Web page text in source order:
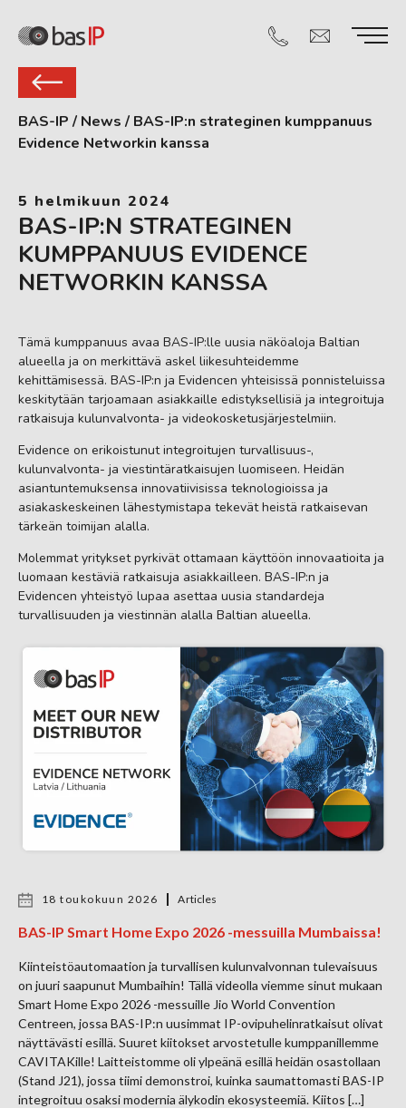
BAS-IP / News / BAS-IP:n strateginen kumppanuus
Evidence Networkin kanssa
5 helmikuun 2024
BAS-IP:N STRATEGINEN
KUMPPANUUS EVIDENCE
NETWORKIN KANSSA
Tämä kumppanuus avaa BAS-IP:lle uusia näköaloja Baltian
alueella ja on merkittävä askel liikesuhteidemme
kehittämisessä. BAS-IP:n ja Evidencen yhteisissä ponnisteluissa
keskitytään tarjoamaan asiakkaille edistyksellisiä ja integroituja
ratkaisuja kulunvalvonta- ja videokosketusjärjestelmiin.
Evidence on erikoistunut integroitujen turvallisuus-,
kulunvalvonta- ja viestintäratkaisujen luomiseen. Heidän
asiantuntemuksensa innovatiivisissa teknologioissa ja
asiakaskeskeinen lähestymistapa tekevät heistä ratkaisevan
tärkeän toimijan alalla.
Molemmat yritykset pyrkivät ottamaan käyttöön innovaatioita ja
luomaan kestäviä ratkaisuja asiakkailleen. BAS-IP:n ja
Evidencen yhteistyö lupaa asettaa uusia standardeja
turvallisuuden ja viestinnän alalla Baltian alueella.
18 toukokuun 2026 Articles
BAS-IP Smart Home Expo 2026 -messuilla Mumbaissa!
Kiinteistöautomaation ja turvallisen kulunvalvonnan tulevaisuus
on juuri saapunut Mumbaihin! Tällä videolla viemme sinut mukaan
Smart Home Expo 2026 -messuille Jio World Convention
Centreen, jossa BAS-IP:n uusimmat IP-ovipuhelinratkaisut olivat
näyttävästi esillä. Suuret kiitokset arvostetulle kumppanillemme
CAVITAKille! Laitteistomme oli ylpeänä esillä heidän osastollaan
(Stand J21), jossa tiimi demonstroi, kuinka saumattomasti BAS-IP
integroituu osaksi modernia älykodin ekosysteemiä. Kiitos […]